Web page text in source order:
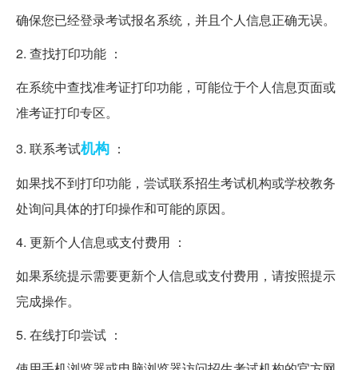
确保您已经登录考试报名系统，并且个人信息正确无误。
2. 查找打印功能 ：
在系统中查找准考证打印功能，可能位于个人信息页面或
准考证打印专区。
3. 联系考试机构 ：
如果找不到打印功能，尝试联系招生考试机构或学校教务
处询问具体的打印操作和可能的原因。
4. 更新个人信息或支付费用 ：
如果系统提示需要更新个人信息或支付费用，请按照提示
完成操作。
5. 在线打印尝试 ：